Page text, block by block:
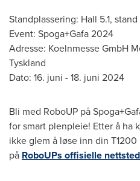
Standplassering: Hall 5.1, stand
Event: Spoga+Gafa 2024
Adresse: Koelnmesse GmbH
Tyskland
Dato: 16. juni - 18. juni 2024
Bli med RoboUP på
for smart plenpleie! Etter å ha
ikke glem å løse inn din
på RoboUPs offisielle nettsted